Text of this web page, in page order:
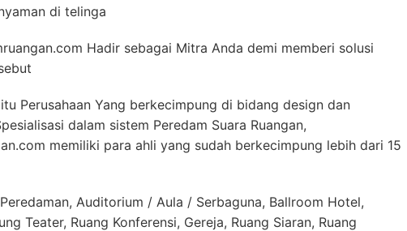
di telinga
Hadir sebagai Mitra Anda demi memberi solusi
Perusahaan Yang berkecimpung di bidang design dan
dalam sistem Peredam Suara Ruangan,
memiliki para ahli yang sudah berkecimpung lebih dari 15
Auditorium / Aula / Serbaguna, Ballroom Hotel,
Teater, Ruang Konferensi, Gereja, Ruang Siaran, Ruang